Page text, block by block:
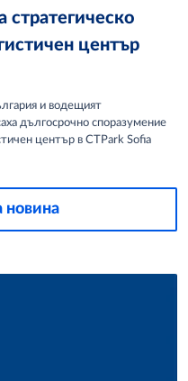
център
и водещият
дългосрочно споразумение
център в CTPark Sofia
новина